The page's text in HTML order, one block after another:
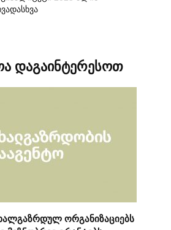
დაგაინტერესოთ
ორგანიზაციებს